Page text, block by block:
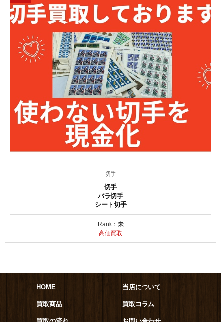
切手
切手
バラ切手
シート切手
Rank： 未
高価買取
HOME 当店について
買取商品 買取コラム